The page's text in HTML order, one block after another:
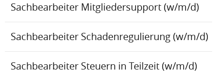
Sachbearbeiter Mitgliedersupport (w/m/d)
Sachbearbeiter Schadenregulierung (w/m/d)
Sachbearbeiter Steuern in Teilzeit (w/m/d)